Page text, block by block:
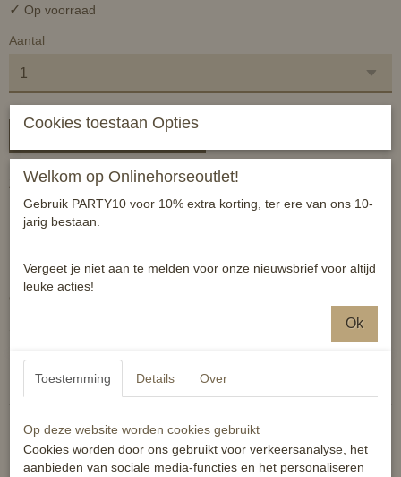
✓ Op voorraad
Aantal
Zware kwaliteit leren halster
Maat pony
In nek aan beide kanten verstelbaar
Sluiting bij kaak wijkt af van foto: clip in plaats van haaksluiting
Reacties
Cookies toestaan Opties
Welkom op Onlinehorseoutlet!
Gebruik PARTY10 voor 10% extra korting, ter ere van ons 10-
jarig bestaan.
Vergeet je niet aan te melden voor onze nieuwsbrief voor altijd
leuke acties!
Ok
Toestemming Details Over
Op deze website worden cookies gebruikt
Cookies worden door ons gebruikt voor verkeersanalyse, het
aanbieden van sociale media-functies en het personaliseren